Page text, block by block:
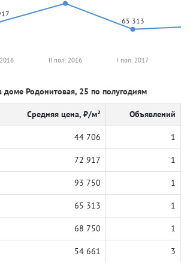
65 313
II пол. 2016 I пол. 2017
доме Родонитовая, 25 по полугодиям
Средняя цена, ₽/м² Объявлений
44 706 1
72 917 1
93 750 1
65 313 1
68 750 1
54 661 3